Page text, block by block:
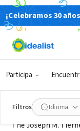
¡Celebramos 30
Participa
Filtros Idioma
ORGANIZACIÓN
Joseph M.
Acerca de
The Joseph M.